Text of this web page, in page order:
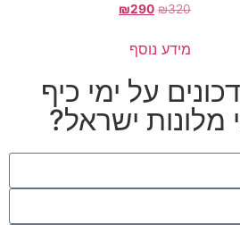
₪320
₪290
מידע נוסף
על ימי כיף
מלונות ישראל?